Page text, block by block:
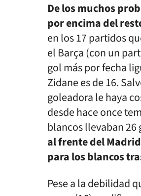
De los muchos
por encima del
en los 17 partidos
el Barça (con un
gol más por fecha
Zidane es de 16.
goleadora le haya
desde hace once
blancos llevaban 26
al frente del
para los blancos
Pese a la debilidad